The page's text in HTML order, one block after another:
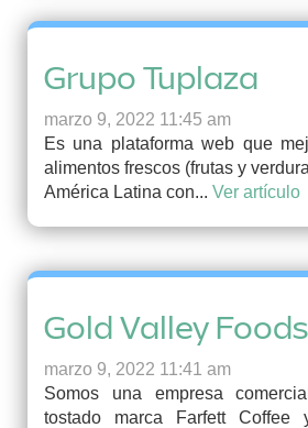
Grupo Tuplaza
marzo 9, 2022 11:45 am
Es una plataforma web que
alimentos frescos (frutas y
América Latina con... Ver artículo
Gold Valley
marzo 9, 2022 11:41 am
Somos una empresa
tostado marca Farfett